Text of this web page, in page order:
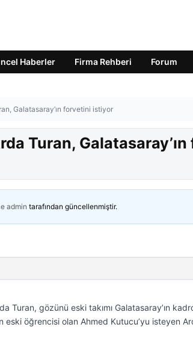
Haberler Firma Rehberi Forum
Galatasaray’ın forvetini istiyor
Turan,
admin tarafından güncellenmiştir.
Turan, gözünü eski takımı Galatasaray’ın
eski öğrencisi olan Ahmed Kutucu’yu isteyen